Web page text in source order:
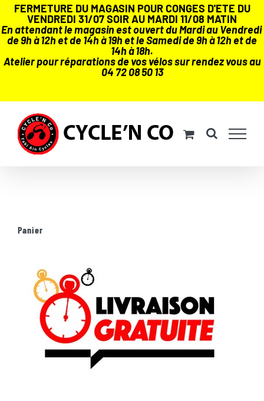
FERMETURE DU MAGASIN POUR CONGES D'ETE DU
VENDREDI 31/07 SOIR AU MARDI 11/08 MATIN
En attendant le magasin est ouvert du Mardi au Vendredi
de 9h à 12h et de 14h à 19h et le Samedi de 9h à 12h et de
14h à 18h.
Atelier pour réparations de vos vélos sur rendez vous au
04 72 08 50 13
contenu
Panier